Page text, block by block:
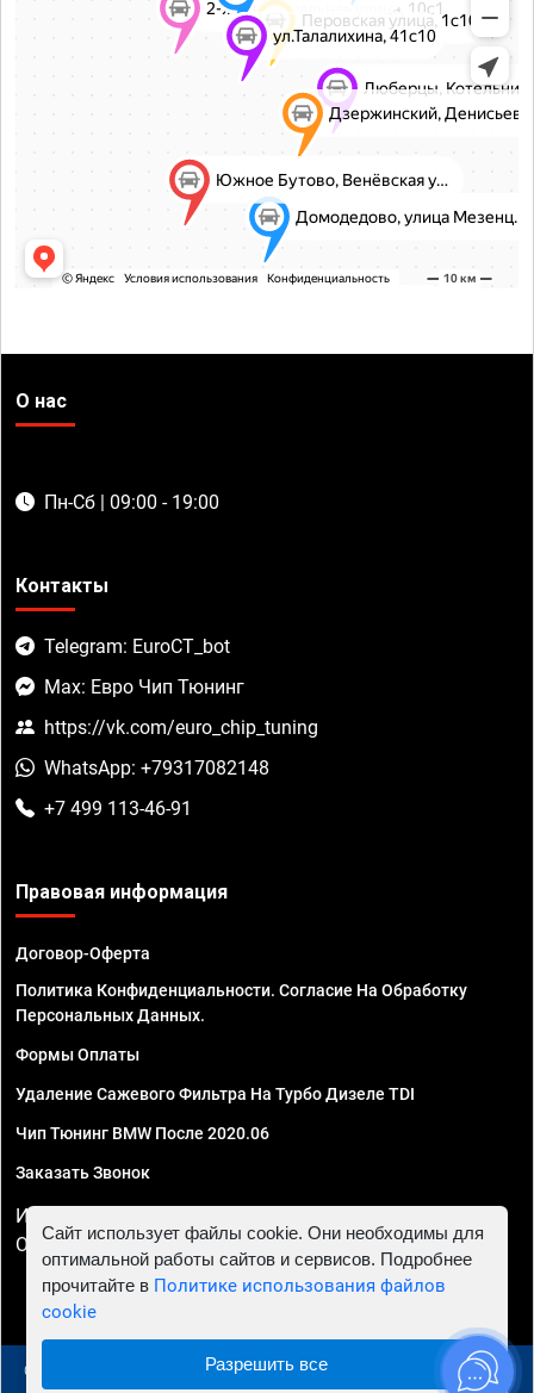
О нас
Пн-Сб | 09:00 - 19:00
Контакты
Telegram: EuroCT_bot
Max: Евро Чип Тюнинг
https://vk.com/euro_chip_tuning
WhatsApp: +79317082148
+7 499 113-46-91
Правовая информация
Договор-Оферта
Политика Конфиденциальности. Согласие На Обработку
Персональных Данных.
Формы Оплаты
Удаление Сажевого Фильтра На Турбо Дизеле TDI
Чип Тюнинг BMW После 2020.06
Заказать Звонок
ИП Смирнов Георгий Павлович. ИНН 781302555843,
ОГРНИП 324470400032610
© 2010 - 2026 Чип тюнинг в Москве и МО - Автосервис
Сайт использует файлы cookie. Они необходимы для
оптимальной работы сайтов и сервисов. Подробнее
прочитайте в Политике использования файлов
cookie
Разрешить все